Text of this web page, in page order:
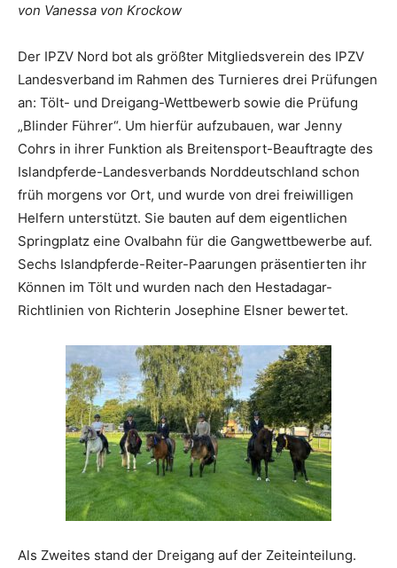
von Vanessa von Krockow
Der IPZV Nord bot als größter Mitgliedsverein des IPZV
Landesverband im Rahmen des Turnieres drei Prüfungen
an: Tölt- und Dreigang-Wettbewerb sowie die Prüfung
„Blinder Führer“. Um hierfür aufzubauen, war Jenny
Cohrs in ihrer Funktion als Breitensport-Beauftragte des
Islandpferde-Landesverbands Norddeutschland schon
früh morgens vor Ort, und wurde von drei freiwilligen
Helfern unterstützt. Sie bauten auf dem eigentlichen
Springplatz eine Ovalbahn für die Gangwettbewerbe auf.
Sechs Islandpferde-Reiter-Paarungen präsentierten ihr
Können im Tölt und wurden nach den Hestadagar-
Richtlinien von Richterin Josephine Elsner bewertet.
Als Zweites stand der Dreigang auf der Zeiteinteilung.